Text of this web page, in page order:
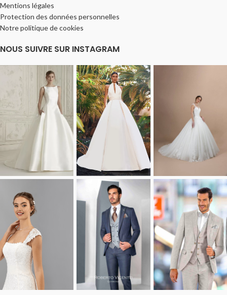
Mentions légales
Protection des données personnelles
Notre politique de cookies
NOUS SUIVRE SUR INSTAGRAM